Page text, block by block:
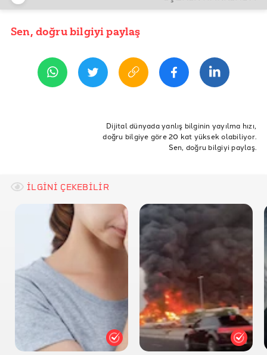
İDDİA KAYNAĞI
REFERANSLAR
India Times
YAYIN TARİHİ
Doğrulama Hindistan
ev işleri
resim çizdiği resim
kerela
annem ve mahalledi komşu anneler
Sen, doğru bilgiyi paylaş
Dijital dünyada yanlış bilginin yayılma hızı,
doğru bilgiye göre 20 kat yüksek olabiliyor.
Sen, doğru bilgiyi paylaş.
İLGİNİ ÇEKEBİLİR